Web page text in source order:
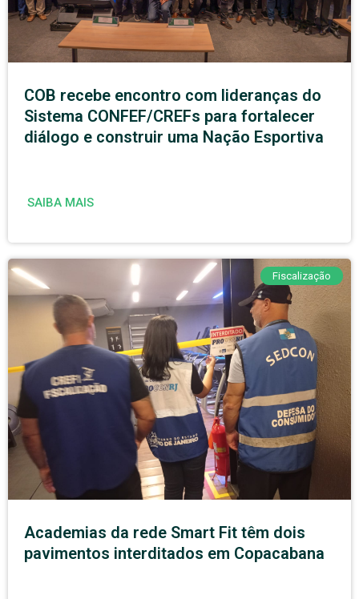
COB recebe encontro com lideranças do
Sistema CONFEF/CREFs para fortalecer
diálogo e construir uma Nação Esportiva
SAIBA MAIS
Fiscalização
Academias da rede Smart Fit têm dois
pavimentos interditados em Copacabana